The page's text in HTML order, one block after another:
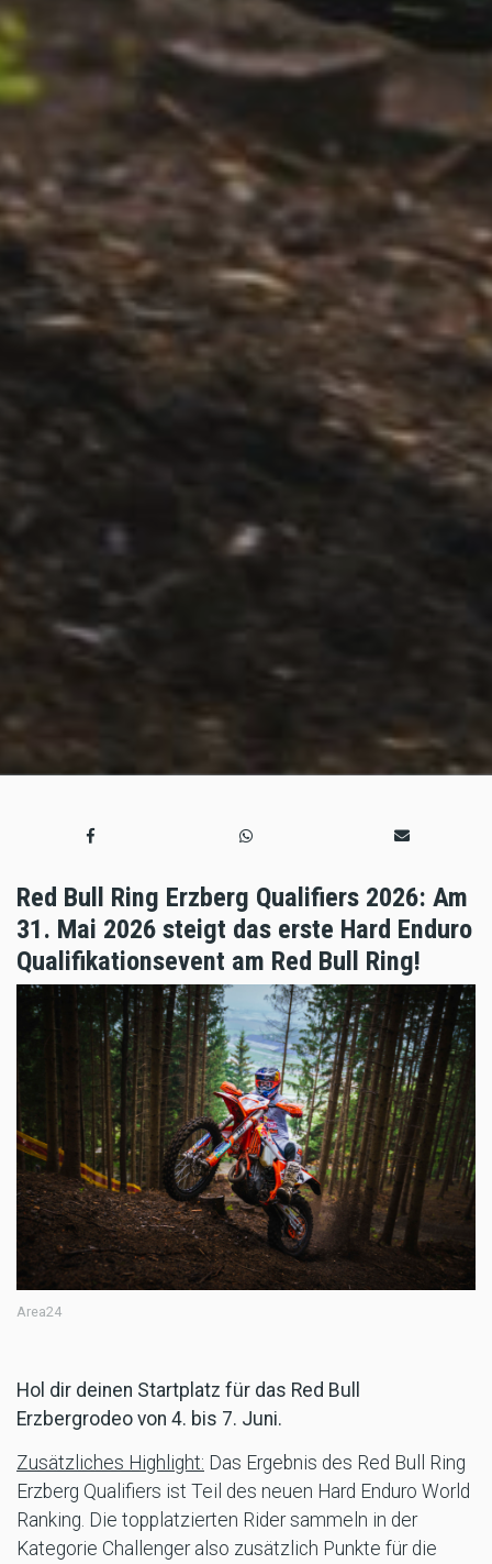
Red Bull Ring Erzberg Qualifiers 2026: Am
31. Mai 2026 steigt das erste Hard Enduro
Qualifikationsevent am Red Bull Ring!
Area24
Hol dir deinen Startplatz für das Red Bull
Erzbergrodeo von 4. bis 7. Juni.
Zusätzliches Highlight: Das Ergebnis des Red Bull Ring
Erzberg Qualifiers ist Teil des neuen Hard Enduro World
Ranking. Die topplatzierten Rider sammeln in der
Kategorie Challenger also zusätzlich Punkte für die